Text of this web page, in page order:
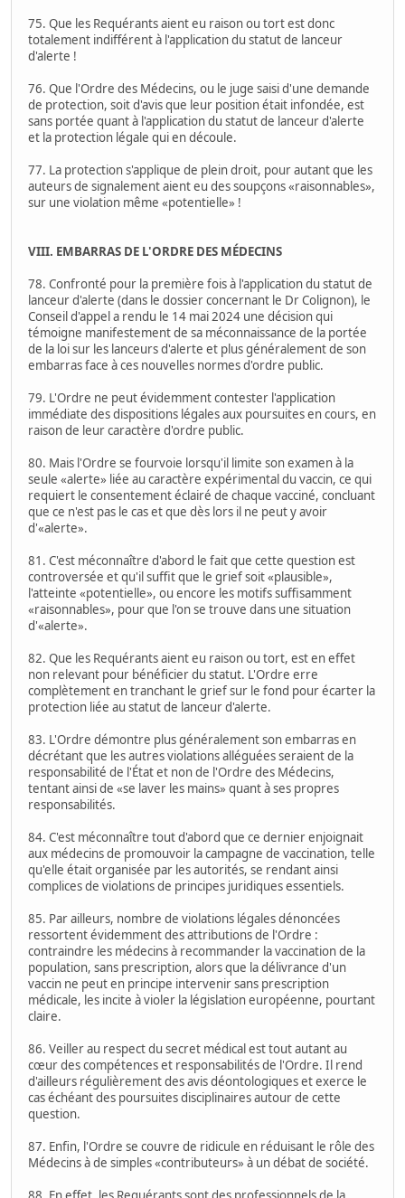
75. Que les Requérants aient eu raison ou tort est donc
totalement indifférent à l'application du statut de lanceur
d'alerte !
76. Que l'Ordre des Médecins, ou le juge saisi d'une demande
de protection, soit d'avis que leur position était infondée, est
sans portée quant à l'application du statut de lanceur d'alerte
et la protection légale qui en découle.
77. La protection s'applique de plein droit, pour autant que les
auteurs de signalement aient eu des soupçons «raisonnables»,
sur une violation même «potentielle» !
VIII. EMBARRAS DE L'ORDRE DES MÉDECINS
78. Confronté pour la première fois à l'application du statut de
lanceur d'alerte (dans le dossier concernant le Dr Colignon), le
Conseil d'appel a rendu le 14 mai 2024 une décision qui
témoigne manifestement de sa méconnaissance de la portée
de la loi sur les lanceurs d'alerte et plus généralement de son
embarras face à ces nouvelles normes d'ordre public.
79. L'Ordre ne peut évidemment contester l'application
immédiate des dispositions légales aux poursuites en cours, en
raison de leur caractère d'ordre public.
80. Mais l'Ordre se fourvoie lorsqu'il limite son examen à la
seule «alerte» liée au caractère expérimental du vaccin, ce qui
requiert le consentement éclairé de chaque vacciné, concluant
que ce n'est pas le cas et que dès lors il ne peut y avoir
d'«alerte».
81. C'est méconnaître d'abord le fait que cette question est
controversée et qu'il suffit que le grief soit «plausible»,
l'atteinte «potentielle», ou encore les motifs suffisamment
«raisonnables», pour que l'on se trouve dans une situation
d'«alerte».
82. Que les Requérants aient eu raison ou tort, est en effet
non relevant pour bénéficier du statut. L'Ordre erre
complètement en tranchant le grief sur le fond pour écarter la
protection liée au statut de lanceur d'alerte.
83. L'Ordre démontre plus généralement son embarras en
décrétant que les autres violations alléguées seraient de la
responsabilité de l'État et non de l'Ordre des Médecins,
tentant ainsi de «se laver les mains» quant à ses propres
responsabilités.
84. C'est méconnaître tout d'abord que ce dernier enjoignait
aux médecins de promouvoir la campagne de vaccination, telle
qu'elle était organisée par les autorités, se rendant ainsi
complices de violations de principes juridiques essentiels.
85. Par ailleurs, nombre de violations légales dénoncées
ressortent évidemment des attributions de l'Ordre :
contraindre les médecins à recommander la vaccination de la
population, sans prescription, alors que la délivrance d'un
vaccin ne peut en principe intervenir sans prescription
médicale, les incite à violer la législation européenne, pourtant
claire.
86. Veiller au respect du secret médical est tout autant au
cœur des compétences et responsabilités de l'Ordre. Il rend
d'ailleurs régulièrement des avis déontologiques et exerce le
cas échéant des poursuites disciplinaires autour de cette
question.
87. Enfin, l'Ordre se couvre de ridicule en réduisant le rôle des
Médecins à de simples «contributeurs» à un débat de société.